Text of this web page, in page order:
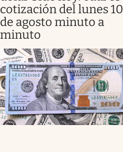
cotización del lunes 10
de agosto minuto a
minuto